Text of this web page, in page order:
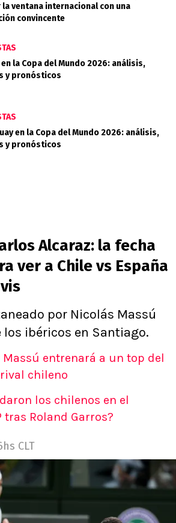
la ventana internacional con una
convincente
la Copa del Mundo 2026: análisis,
y pronósticos
en la Copa del Mundo 2026: análisis,
y pronósticos
Alcaraz: la fecha
ver a Chile vs España
por Nicolás Massú
ibéricos en Santiago.
Massú entrenará a un top del
chileno
los chilenos en el
tras Roland Garros?
CLT